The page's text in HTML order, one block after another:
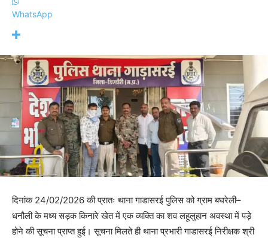
WhatsApp
दिनांक 24/02/2026 की प्रातः थाना गाडासरई पुलिस को ग्राम बघरेली–
धनौली के मध्य सड़क किनारे खेत में एक व्यक्ति का शव लहूलुहान अवस्था में पड़े
होने की सूचना प्राप्त हुई। सूचना मिलते ही थाना प्रभारी गाडासरई निरीक्षक श्री